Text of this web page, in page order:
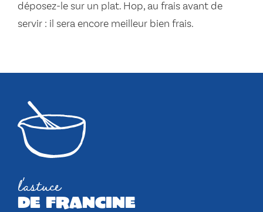
déposez-le sur un plat. Hop, au frais avant de
servir : il sera encore meilleur bien frais.
l'astuce
de francine